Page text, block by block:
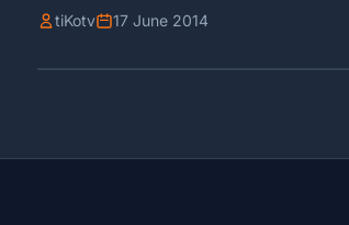
tiKotv 17 June 2014